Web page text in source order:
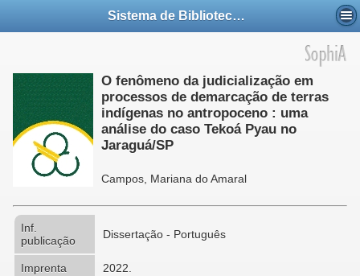
Sistema de Bibliotecas da UFABC
O fenômeno da judicialização em
processos de demarcação de terras
indígenas no antropoceno : uma
análise do caso Tekoá Pyau no
Jaraguá/SP
Campos, Mariana do Amaral
Inf.
publicação
Dissertação - Português
Imprenta 2022.